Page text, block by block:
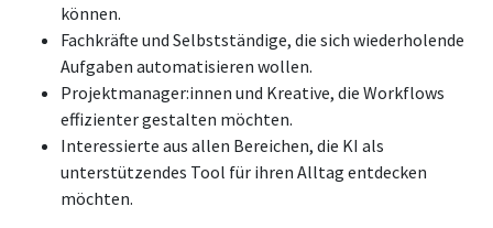
können.
Fachkräfte und Selbstständige, die sich wiederholende
Aufgaben automatisieren wollen.
Projektmanager:innen und Kreative, die Workflows
effizienter gestalten möchten.
Interessierte aus allen Bereichen, die KI als
unterstützendes Tool für ihren Alltag entdecken
möchten.